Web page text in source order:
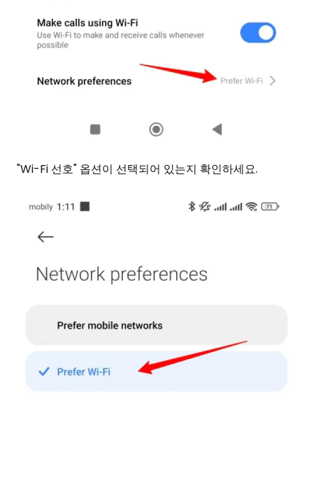
"Wi-Fi 선호" 옵션이 선택되어 있는지 확인하세요.